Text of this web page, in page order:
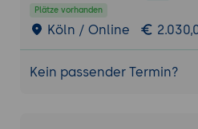
Erstellung und
Prozessen zur
Synapse Pipelines
Nutzung von Data
Transformation und
Plätze vorhanden
Köln / Online
Kein passender Termin?